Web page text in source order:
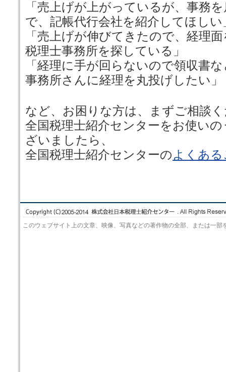
「売上げが上がっているが、事務
で、記帳代行会社を紹介してほしい
「売上げが伸びてきたので、経理
税理士事務所を探している」
「経理に手が回らないので領収書
事務所さんに経理を丸投げしたい」
など、お困りな方は、まずご相談
全国税理士紹介センターをお使い
ざいましたら、
全国税理士紹介センターのよくあ
このウェブサイト上の文章、映像、写真などの著作物の全部、または一